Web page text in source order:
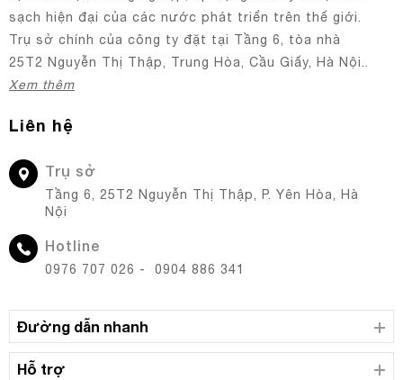
sạch hiện đại của các nước phát triển trên thế giới.
Trụ sở chính của công ty đặt tại Tầng 6, tòa nhà
25T2 Nguyễn Thị Thập, Trung Hòa, Cầu Giấy, Hà Nội..
Xem thêm
Liên hệ
Trụ sở
Tầng 6, 25T2 Nguyễn Thị Thập, P. Yên Hòa, Hà
Nội
Hotline
0976 707 026 - 0904 886 341
Đường dẫn nhanh
Hỗ trợ